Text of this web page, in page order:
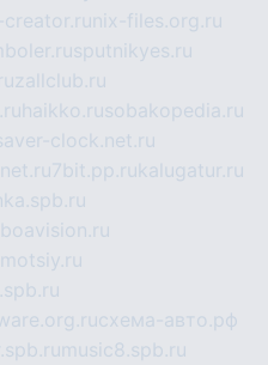
nix-files.org.ru
sputnikyes.ru
zallclub.ru
haikko.rusobakopedia.ru
clock.net.ru
7bit.pp.rukalugatur.ru
схема-авто.рф
music8.spb.ru